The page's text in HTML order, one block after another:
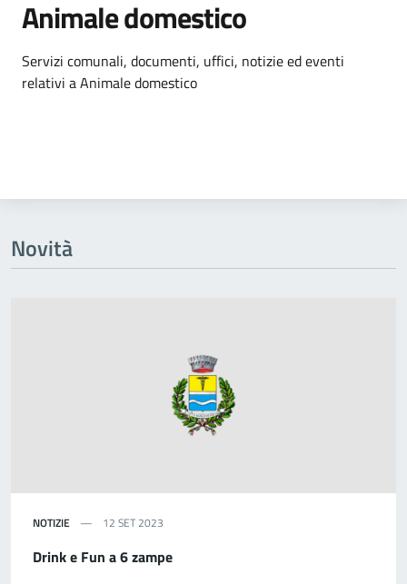
Animale domestico
Dettagli dell'argomento
Servizi comunali, documenti, uffici, notizie ed eventi
relativi a Animale domestico
Novità
NOTIZIE 12 SET 2023
Drink e Fun a 6 zampe